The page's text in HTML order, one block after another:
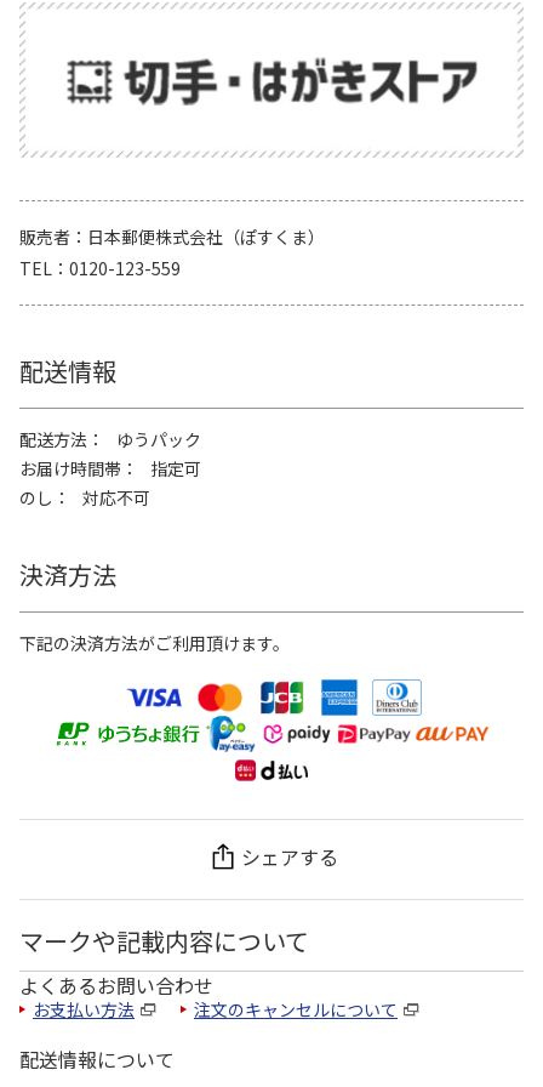
販売者
日本郵便株式会社（ぽすくま）
TEL
0120-123-559
配送情報
配送方法
ゆうパック
お届け時間帯
指定可
のし
対応不可
決済方法
下記の決済方法がご利用頂けます。
シェアする
マークや記載内容について
よくあるお問い合わせ
お支払い方法 注文のキャンセルについて
配送情報について